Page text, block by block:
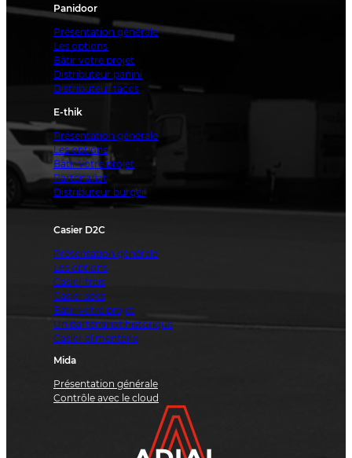
Panidoor
Présentation générale
Les options
Bâtir votre projet
Distributeur panini
Distributeur tacos
E-thik
Présentation générale
Les options
Bâtir votre projet
Partenariat
Distributeur burger
Casier D2C
Présentation générale
Les options
Casier frais
Casier secs
Bâtir votre projet
Un partenariat historique
Casier alimentaire
Mida
Présentation générale
Contrôle avec le cloud